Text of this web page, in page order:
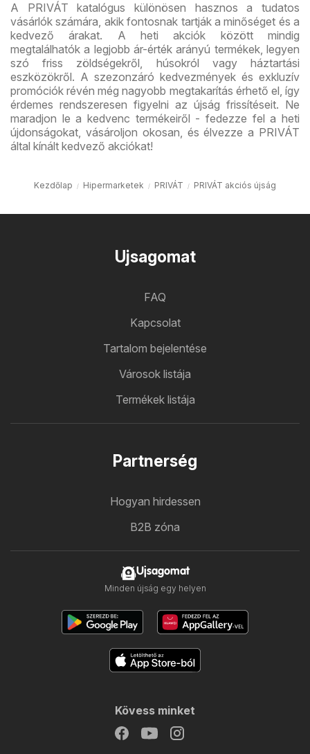
A PRIVÁT katalógus különösen hasznos a tudatos
vásárlók számára, akik fontosnak tartják a minőséget és a
kedvező árakat. A heti akciók között mindig
megtalálhatók a legjobb ár-érték arányú termékek, legyen
szó friss zöldségekről, húsokról vagy háztartási
eszközökről. A szezonzáró kedvezmények és exkluzív
promóciók révén még nagyobb megtakarítás érhető el, így
érdemes rendszeresen figyelni az újság frissítéseit. Ne
maradjon le a kedvenc termékeiről - fedezze fel a heti
újdonságokat, vásároljon okosan, és élvezze a PRIVÁT
által kínált kedvező akciókat!
Kezdőlap Hipermarketek PRIVÁT PRIVÁT akciós újság
Ujsagomat
FAQ
Kapcsolat
Tartalom bejelentése
Városok listája
Termékek listája
Partnerség
Hogyan hirdessen
B2B zóna
Ujsagomat
Minden újság egy helyen
Kövess minket